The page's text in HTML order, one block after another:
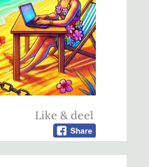
Like & deel